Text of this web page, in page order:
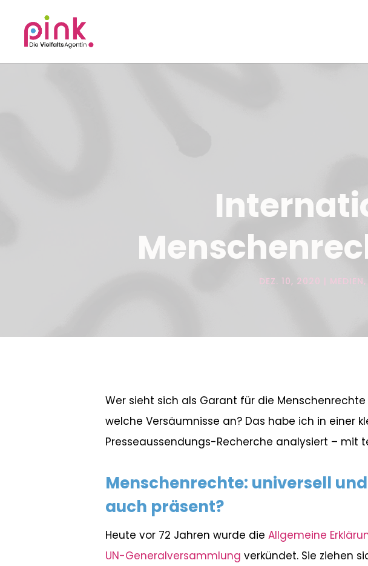
DEZ. 10, 2020
Wer sieht sich als Garant für die
welche Versäumnisse an? Das habe ich in einer
Presseaussendungs-Recherche analysiert – mit
Menschenrechte: universell
auch präsent?
Heute vor 72 Jahren wurde die Allgemeine
UN-Generalversammlung verkündet. Sie ziehen